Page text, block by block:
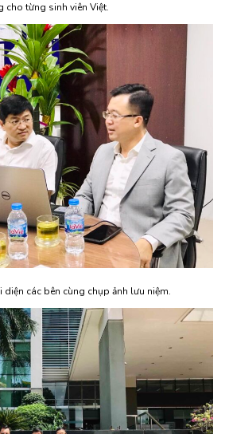
cho từng sinh viên Việt.
diện các bên cùng chụp ảnh lưu niệm.